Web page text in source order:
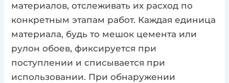
материалов, отслеживать их расход по
конкретным этапам работ. Каждая единица
материала, будь то мешок цемента или
рулон обоев, фиксируется при
поступлении и списывается при
использовании. При обнаружении